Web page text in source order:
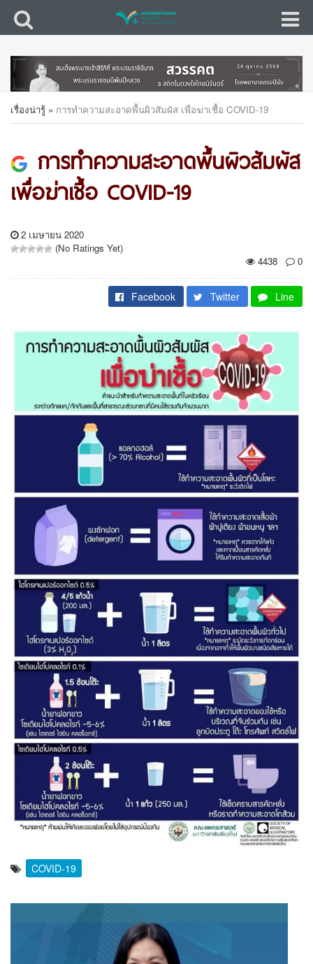
เรื่องน่ารู้ » การทำความสะอาดพื้นผิวสัมผัส เพื่อฆ่าเชื้อ COVID-19
การทำความสะอาดพื้นผิวสัมผัส
เพื่อฆ่าเชื้อ COVID-19
2 เมษายน 2020
(No Ratings Yet)
4438
0
Facebook Twitter Line
COVID-19